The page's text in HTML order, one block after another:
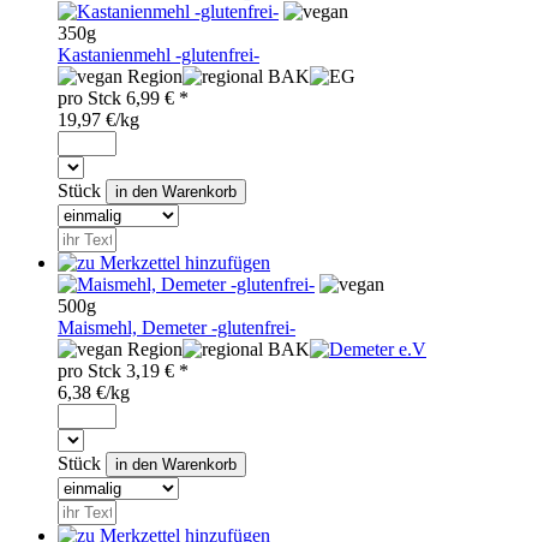
350g
Kastanienmehl -glutenfrei-
Region
BAK
pro Stck 6,99 € *
19,97 €/kg
Stück
500g
Maismehl, Demeter -glutenfrei-
Region
BAK
pro Stck 3,19 € *
6,38 €/kg
Stück